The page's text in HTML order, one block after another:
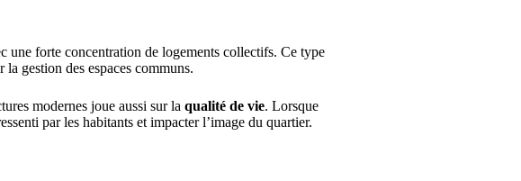
une forte concentration de logements collectifs. Ce type
la gestion des espaces communs.
modernes joue aussi sur la qualité de vie. Lorsque
par les habitants et impacter l’image du quartier.